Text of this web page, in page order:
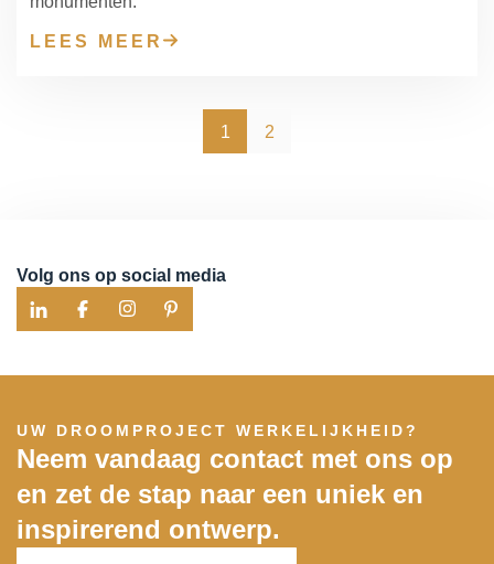
LEES MEER
1 2
Volg ons op social media
UW DROOMPROJECT WERKELIJKHEID?
Neem vandaag contact met ons op
en zet de stap naar een uniek en
inspirerend ontwerp.